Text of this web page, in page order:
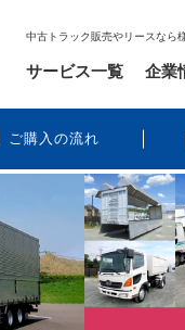
中古トラック販売やリースなら
ご購入の流れ
サービス一覧 企業